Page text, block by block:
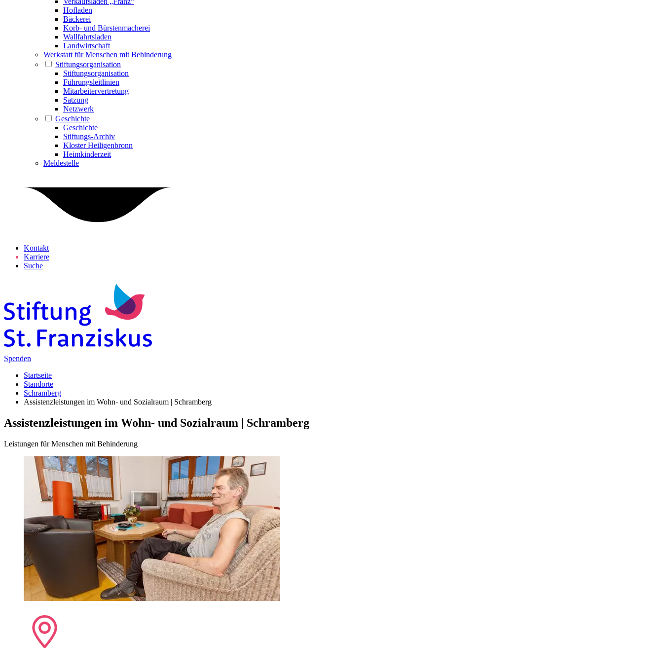
Hofladen
Bäckerei
Korb- und Bürstenmacherei
Wallfahrtsladen
Landwirtschaft
Werkstatt für Menschen mit Behinderung
Stiftungsorganisation
Stiftungsorganisation
Führungsleitlinien
Mitarbeitervertretung
Satzung
Netzwerk
Geschichte
Geschichte
Stiftungs-Archiv
Kloster Heiligenbronn
Heimkinderzeit
Meldestelle
Kontakt
Karriere
Suche
Spenden
Startseite
Standorte
Schramberg
Assistenzleistungen im Wohn- und Sozialraum | Schramberg
Assistenzleistungen im Wohn- und Sozialraum | Schramberg
Leistungen für Menschen mit Behinderung